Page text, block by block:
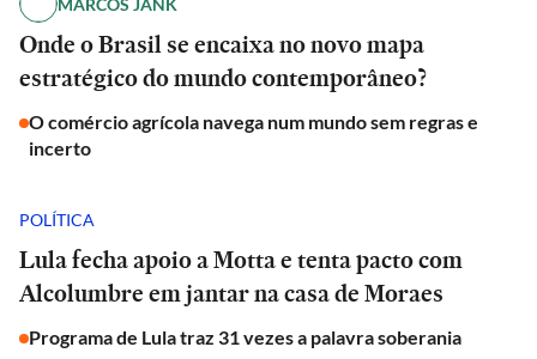
Onde o Brasil se encaixa no novo mapa
estratégico do mundo contemporâneo?
O comércio agrícola navega num mundo sem regras e
incerto
POLÍTICA
Lula fecha apoio a Motta e tenta pacto com
Alcolumbre em jantar na casa de Moraes
Programa de Lula traz 31 vezes a palavra soberania